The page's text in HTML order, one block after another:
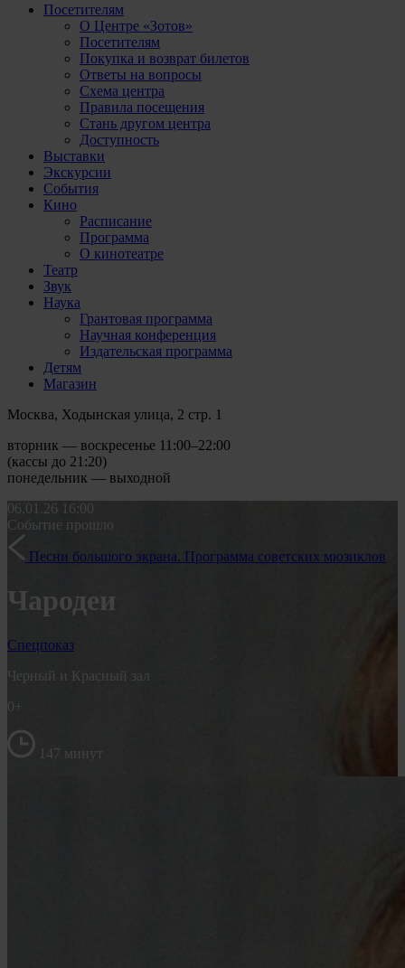
Посетителям
О Центре «Зотов»
Посетителям
Покупка и возврат билетов
Ответы на вопросы
Схема центра
Правила посещения
Стань другом центра
Доступность
Выставки
Экскурсии
События
Кино
Расписание
Программа
О кинотеатре
Театр
Звук
Наука
Грантовая программа
Научная конференция
Издательская программа
Детям
Магазин
Москва, Ходынская улица, 2 стр. 1
вторник — воскресенье 11:00–22:00
(кассы до 21:20)
понедельник — выходной
06.01.26 16:00
Событие прошло
Песни большого экрана. Программа советских мюзиклов
Чародеи
Спецпоказ
Черный и Красный зал
0+
147 минут